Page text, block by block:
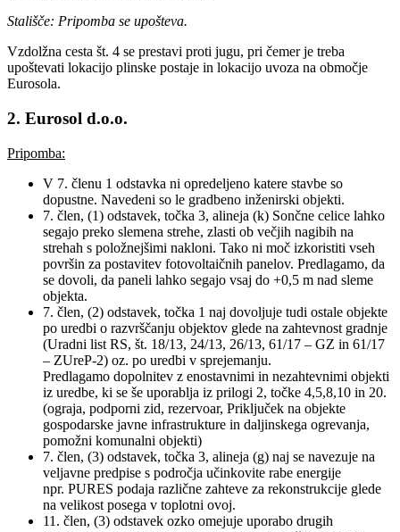
Stališče: Pripomba se upošteva.
Vzdolžna cesta št. 4 se prestavi proti jugu, pri čemer je treba
upoštevati lokacijo plinske postaje in lokacijo uvoza na območje
Eurosola.
2. Eurosol d.o.o.
Pripomba:
V 7. členu 1 odstavka ni opredeljeno katere stavbe so
dopustne. Navedeni so le gradbeno inženirski objekti.
7. člen, (1) odstavek, točka 3, alineja (k) Sončne celice lahko
segajo preko slemena strehe, zlasti ob večjih nagibih na
strehah s položnejšimi nakloni. Tako ni moč izkoristiti vseh
površin za postavitev fotovoltaičnih panelov. Predlagamo, da
se dovoli, da paneli lahko segajo vsaj do +0,5 m nad sleme
objekta.
7. člen, (2) odstavek, točka 1 naj dovoljuje tudi ostale objekte
po uredbi o razvrščanju objektov glede na zahtevnost gradnje
(Uradni list RS, št. 18/13, 24/13, 26/13, 61/17 – GZ in 61/17
– ZUreP-2) oz. po uredbi v sprejemanju.
Predlagamo dopolnitev z enostavnimi in nezahtevnimi objekti
iz uredbe, ki se še uporablja iz prilogi 2, točke 4,5,8,10 in 20.
(ograja, podporni zid, rezervoar, Priključek na objekte
gospodarske javne infrastrukture in daljinskega ogrevanja,
pomožni komunalni objekti)
7. člen, (3) odstavek, točka 3, alineja (g) naj se navezuje na
veljavne predpise s področja učinkovite rabe energije
npr. PURES podaja različne zahteve za rekonstrukcije glede
na velikost posega v toplotni ovoj.
11. člen, (3) odstavek ozko omejuje uporabo drugih